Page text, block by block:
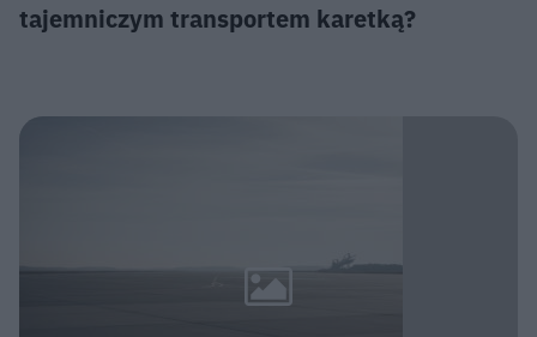
tajemniczym transportem karetką?